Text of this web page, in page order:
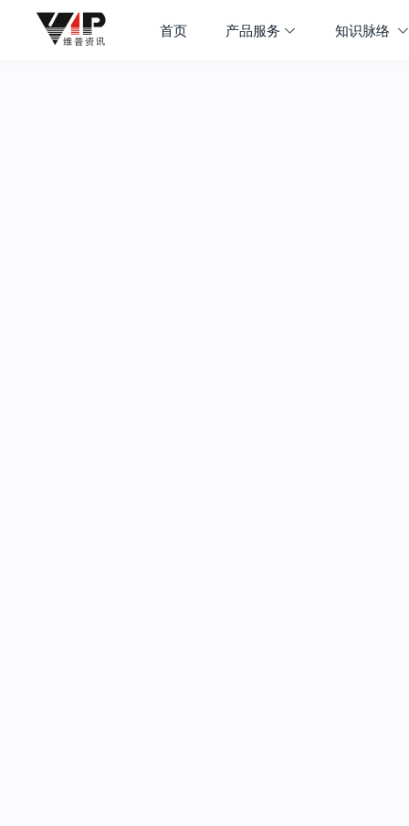
首页 产品服务 知识脉络